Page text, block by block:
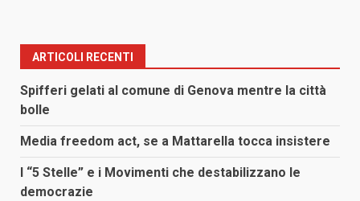
ARTICOLI RECENTI
Spifferi gelati al comune di Genova mentre la città
bolle
Media freedom act, se a Mattarella tocca insistere
I “5 Stelle” e i Movimenti che destabilizzano le
democrazie